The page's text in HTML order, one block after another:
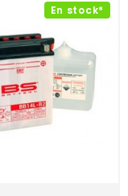
En stock*